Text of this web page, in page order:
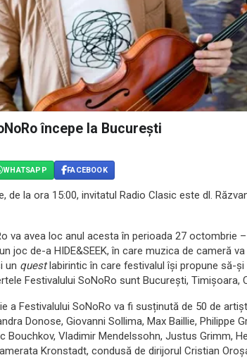
începe la București
WHATSAPP FACEBOOK
de la ora 15:00, invitatul Radio Clasic este dl.
va avea loc anul acesta în perioada 27 octombrie
joc de-a HIDE&SEEK, în care muzica de cameră
un questlabirintic în care festivalul își propune să-
Festivalului SoNoRo sunt București, Timișoara,
a Festivalului SoNoRo va fi susținută de 50 de
Donose, Giovanni Sollima, Max Baillie, Philippe
Bouchkov, Vladimir Mendelssohn, Justus Grimm,
Kronstadt, condusă de dirijorul Cristian